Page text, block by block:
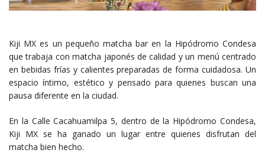
Kiji MX es un pequeño matcha bar en la Hipódromo Condesa
que trabaja con matcha japonés de calidad y un menú centrado
en bebidas frías y calientes preparadas de forma cuidadosa. Un
espacio íntimo, estético y pensado para quienes buscan una
pausa diferente en la ciudad.
En la Calle Cacahuamilpa 5, dentro de la Hipódromo Condesa,
Kiji MX se ha ganado un lugar entre quienes disfrutan del
matcha bien hecho.